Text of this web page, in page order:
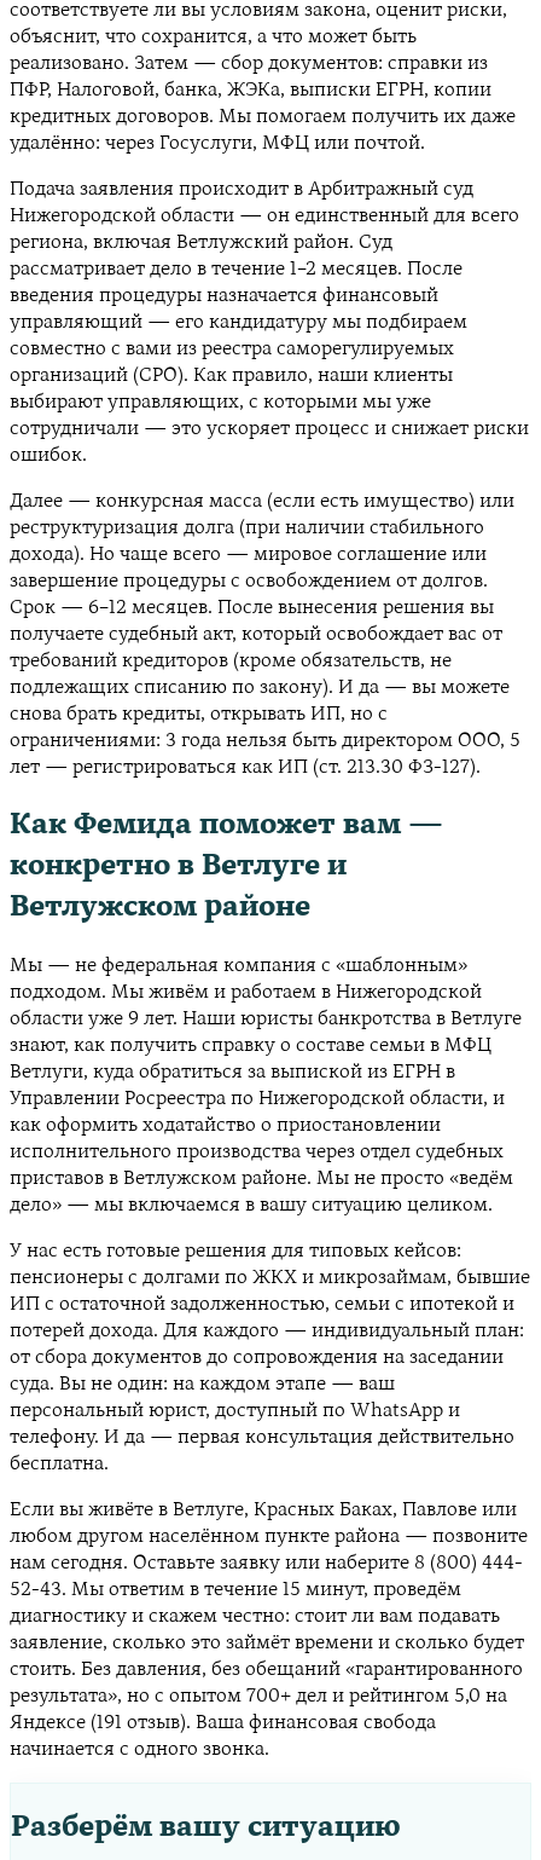
соответствуете ли вы условиям закона, оценит риски,
объяснит, что сохранится, а что может быть
реализовано. Затем — сбор документов: справки из
ПФР, Налоговой, банка, ЖЭКа, выписки ЕГРН, копии
кредитных договоров. Мы помогаем получить их даже
удалённо: через Госуслуги, МФЦ или почтой.
Подача заявления происходит в Арбитражный суд
Нижегородской области — он единственный для всего
региона, включая Ветлужский район. Суд
рассматривает дело в течение 1–2 месяцев. После
введения процедуры назначается финансовый
управляющий — его кандидатуру мы подбираем
совместно с вами из реестра саморегулируемых
организаций (СРО). Как правило, наши клиенты
выбирают управляющих, с которыми мы уже
сотрудничали — это ускоряет процесс и снижает риски
ошибок.
Далее — конкурсная масса (если есть имущество) или
реструктуризация долга (при наличии стабильного
дохода). Но чаще всего — мировое соглашение или
завершение процедуры с освобождением от долгов.
Срок — 6–12 месяцев. После вынесения решения вы
получаете судебный акт, который освобождает вас от
требований кредиторов (кроме обязательств, не
подлежащих списанию по закону). И да — вы можете
снова брать кредиты, открывать ИП, но с
ограничениями: 3 года нельзя быть директором ООО, 5
лет — регистрироваться как ИП (ст. 213.30 ФЗ-127).
Как Фемида поможет вам —
конкретно в Ветлуге и
Ветлужском районе
Мы — не федеральная компания с «шаблонным»
подходом. Мы живём и работаем в Нижегородской
области уже 9 лет. Наши юристы банкротства в Ветлуге
знают, как получить справку о составе семьи в МФЦ
Ветлуги, куда обратиться за выпиской из ЕГРН в
Управлении Росреестра по Нижегородской области, и
как оформить ходатайство о приостановлении
исполнительного производства через отдел судебных
приставов в Ветлужском районе. Мы не просто «ведём
дело» — мы включаемся в вашу ситуацию целиком.
У нас есть готовые решения для типовых кейсов:
пенсионеры с долгами по ЖКХ и микрозаймам, бывшие
ИП с остаточной задолженностью, семьи с ипотекой и
потерей дохода. Для каждого — индивидуальный план:
от сбора документов до сопровождения на заседании
суда. Вы не один: на каждом этапе — ваш
персональный юрист, доступный по WhatsApp и
телефону. И да — первая консультация действительно
бесплатна.
Если вы живёте в Ветлуге, Красных Баках, Павлове или
любом другом населённом пункте района — позвоните
нам сегодня. Оставьте заявку или наберите 8 (800) 444-
52-43. Мы ответим в течение 15 минут, проведём
диагностику и скажем честно: стоит ли вам подавать
заявление, сколько это займёт времени и сколько будет
стоить. Без давления, без обещаний «гарантированного
результата», но с опытом 700+ дел и рейтингом 5,0 на
Яндексе (191 отзыв). Ваша финансовая свобода
начинается с одного звонка.
Разберём вашу ситуацию